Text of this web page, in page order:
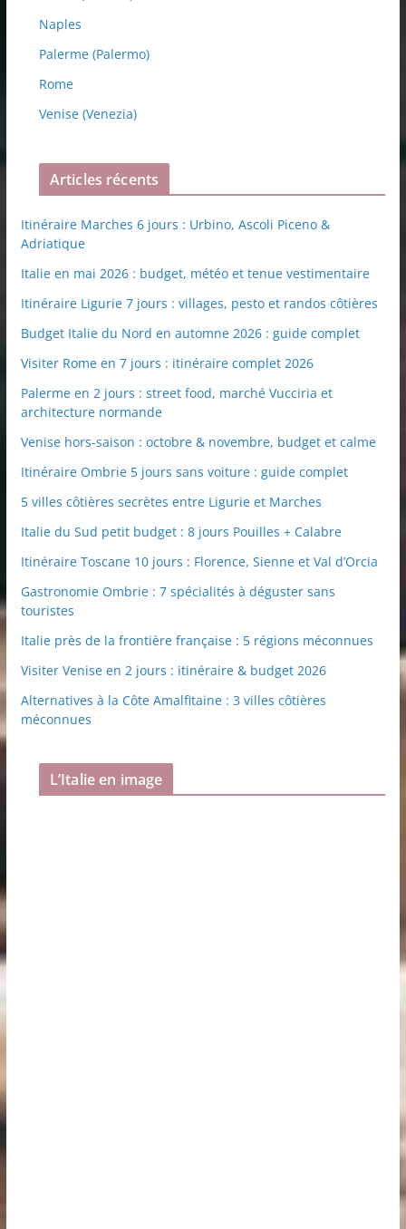
Naples
Palerme (Palermo)
Rome
Venise (Venezia)
Articles récents
Itinéraire Marches 6 jours : Urbino, Ascoli Piceno &
Adriatique
Italie en mai 2026 : budget, météo et tenue vestimentaire
Itinéraire Ligurie 7 jours : villages, pesto et randos côtières
Budget Italie du Nord en automne 2026 : guide complet
Visiter Rome en 7 jours : itinéraire complet 2026
Palerme en 2 jours : street food, marché Vucciria et
architecture normande
Venise hors-saison : octobre & novembre, budget et calme
Itinéraire Ombrie 5 jours sans voiture : guide complet
5 villes côtières secrètes entre Ligurie et Marches
Italie du Sud petit budget : 8 jours Pouilles + Calabre
Itinéraire Toscane 10 jours : Florence, Sienne et Val d’Orcia
Gastronomie Ombrie : 7 spécialités à déguster sans
touristes
Italie près de la frontière française : 5 régions méconnues
Visiter Venise en 2 jours : itinéraire & budget 2026
Alternatives à la Côte Amalfitaine : 3 villes côtières
méconnues
L’Italie en image